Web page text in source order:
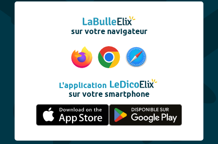
sur votre navigateur
L'application
sur votre smartphone